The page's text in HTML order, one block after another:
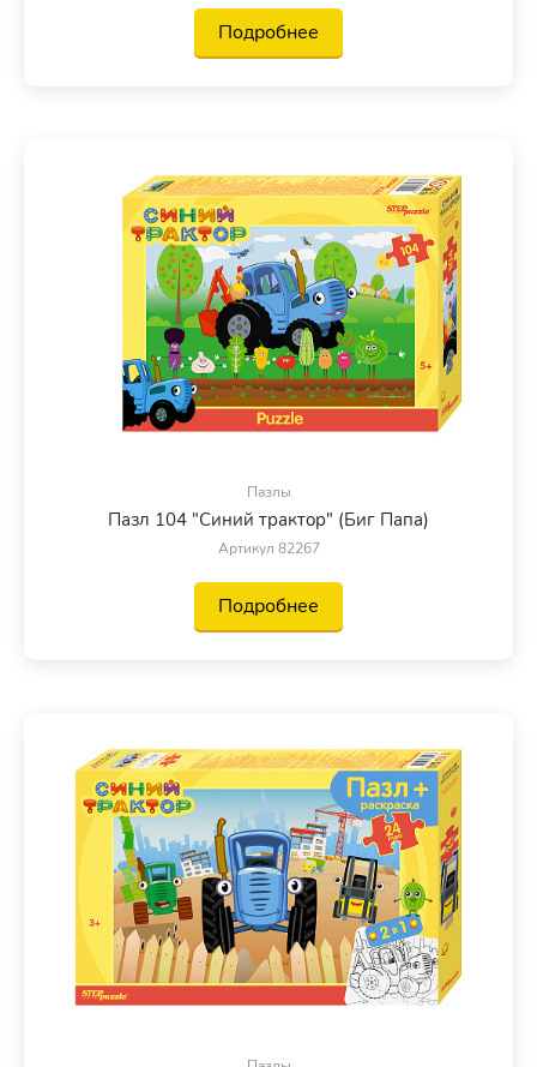
Подробнее
Пазлы
Пазл 104 "Синий трактор" (Биг Папа)
Артикул 82267
Подробнее